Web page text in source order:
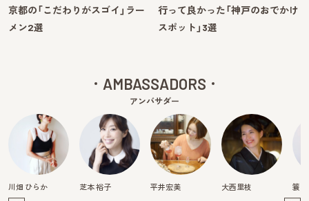
京都の「こだわりがスゴイ」ラー
メン2選
行って良かった「神戸のおでかけ
スポット」3選
AMBASSADORS
アンバサダー
川畑 ひらか 芝本 裕子 平井宏美 大西里枝 簑島